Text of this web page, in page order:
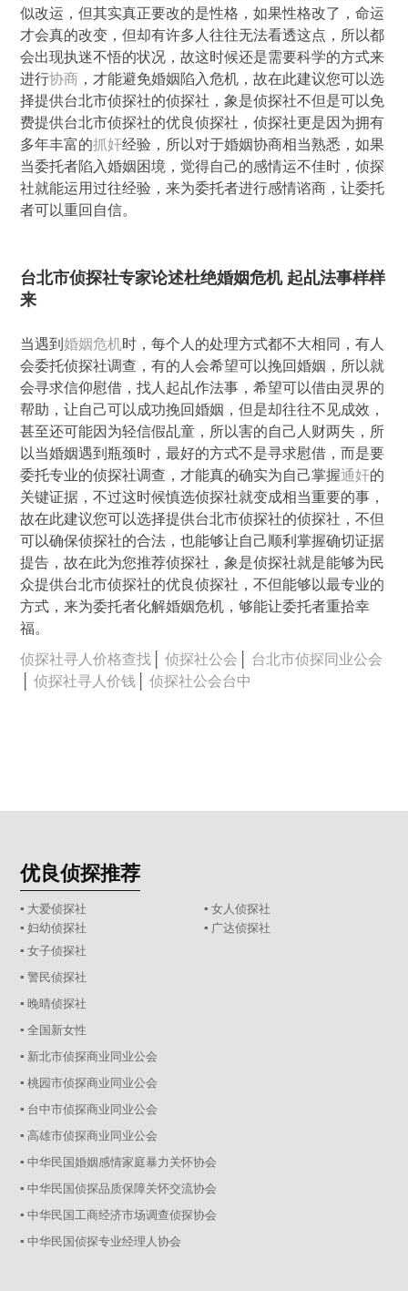
似改运，但其实真正要改的是性格，如果性格改了，命运
才会真的改变，但却有许多人往往无法看透这点，所以都
会出现执迷不悟的状况，故这时候还是需要科学的方式来
进行协商 ，才能避免婚姻陷入危机，故在此建议您可以选
择提供台北市侦探社的侦探社，象是侦探社不但是可以免
费提供台北市侦探社的优良侦探社，侦探社更是因为拥有
多年丰富的抓奸经验，所以对于婚姻协商相当熟悉，如果
当委托者陷入婚姻困境，觉得自己的感情运不佳时，侦探
社就能运用过往经验，来为委托者进行感情谘商，让委托
者可以重回自信。
台北市侦探社专家论述杜绝婚姻危机 起乩法事样样
来
当遇到婚姻危机时，每个人的处理方式都不大相同，有人
会委托侦探社调查，有的人会希望可以挽回婚姻，所以就
会寻求信仰慰借，找人起乩作法事，希望可以借由灵界的
帮助，让自己可以成功挽回婚姻，但是却往往不见成效，
甚至还可能因为轻信假乩童，所以害的自己人财两失，所
以当婚姻遇到瓶颈时，最好的方式不是寻求慰借，而是要
委托专业的侦探社调查，才能真的确实为自己掌握通奸的
关键证据，不过这时候慎选侦探社就变成相当重要的事，
故在此建议您可以选择提供台北市侦探社的侦探社，不但
可以确保侦探社的合法，也能够让自己顺利掌握确切证据
提告，故在此为您推荐侦探社，象是侦探社就是能够为民
众提供台北市侦探社的优良侦探社，不但能够以最专业的
方式，来为委托者化解婚姻危机，够能让委托者重拾幸
福。
侦探社寻人价格查找 │侦探社公会
台北市侦探同业公会
│侦探社寻人价钱 │侦探社公会台中
优良侦探推荐
▪ 大爱侦探社
▪ 女人侦探社
▪ 妇幼侦探社
▪ 广达侦探社
▪ 女子侦探社
▪ 警民侦探社
▪ 晚晴侦探社
▪ 全国新女性
▪ 新北市侦探商业同业公会
▪ 桃园市侦探商业同业公会
▪ 台中市侦探商业同业公会
▪ 高雄市侦探商业同业公会
▪ 中华民国婚姻感情家庭暴力关怀协会
▪ 中华民国侦探品质保障关怀交流协会
▪ 中华民国工商经济市场调查侦探协会
▪ 中华民国侦探专业经理人协会